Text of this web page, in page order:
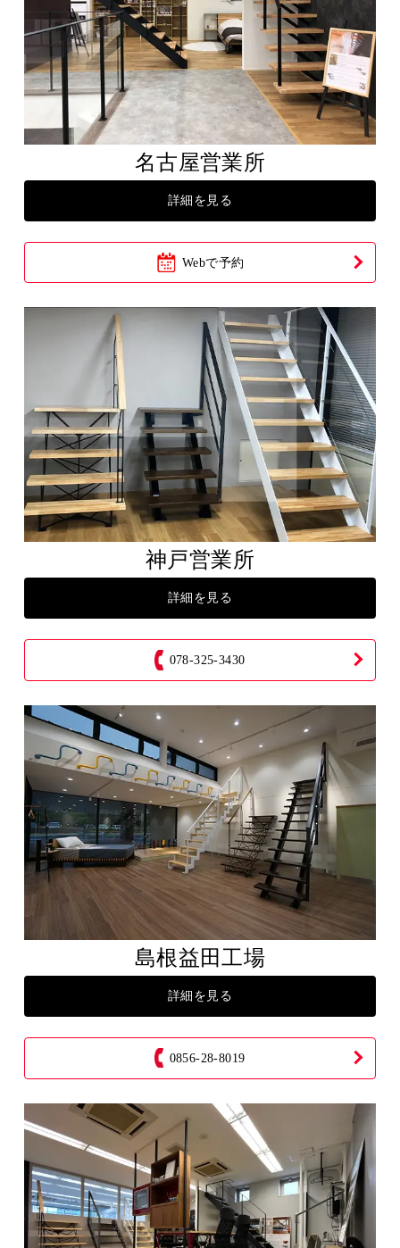
名古屋営業所
詳細を見る
Webで予約
神戸営業所
詳細を見る
078-325-3430
島根益田工場
詳細を見る
0856-28-8019